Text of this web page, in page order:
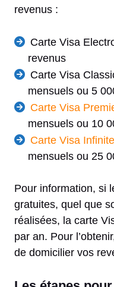
revenus :
Carte Visa
revenus
Carte Visa
mensuels ou 5
Carte Visa
mensuels ou 10
Carte Visa Infinite
mensuels ou 25
Pour information, si
gratuites, quel que
réalisées, la carte
par an. Pour
de domicilier vos